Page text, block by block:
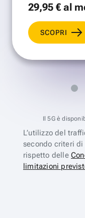
29,95 €al
SCOPRI
Il 5G è
L’utilizzo del
secondo criteri di
rispetto delle
limitazioni